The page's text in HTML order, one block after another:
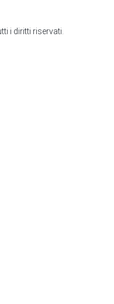
i diritti riservati.